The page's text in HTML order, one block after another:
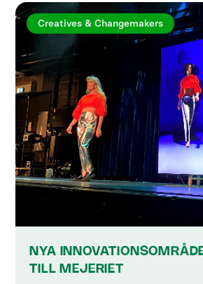
Creatives & Changemakers
NYA
TILL MEJERIET